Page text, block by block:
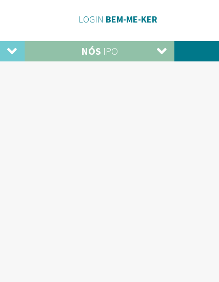
LOGIN BEM-ME-KER
NÓS IPO